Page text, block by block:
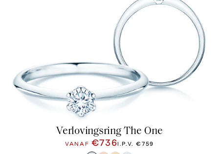
Verlovingsring The One
VANAF €736I.P.V.€759